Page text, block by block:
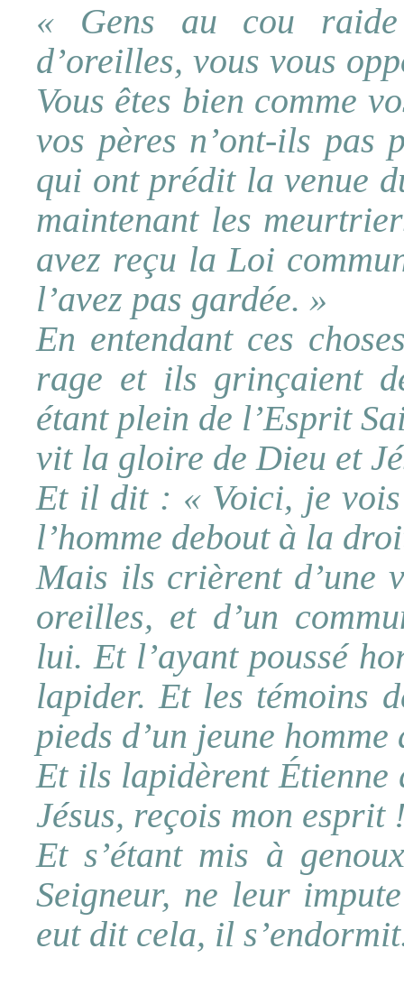
« Gens au cou
d’oreilles, vous vous
Vous êtes bien comme
vos pères n’ont-ils pas
qui ont prédit la venue
maintenant les
avez reçu la Loi
l’avez pas gardée. »
En entendant ces
rage et ils grinçaient
étant plein de l’Esprit
vit la gloire de Dieu et
Et il dit : « Voici, je
l’homme debout à la
Mais ils crièrent d’une
oreilles, et d’un
lui. Et l’ayant poussé
lapider. Et les témoins
pieds d’un jeune homme
Et ils lapidèrent
Jésus, reçois mon esprit
Et s’étant mis à
Seigneur, ne leur
eut dit cela, il